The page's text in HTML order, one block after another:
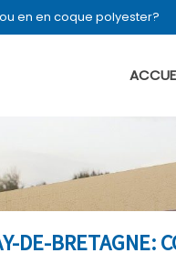
en en coque polyester?
DE-BRETAGNE: